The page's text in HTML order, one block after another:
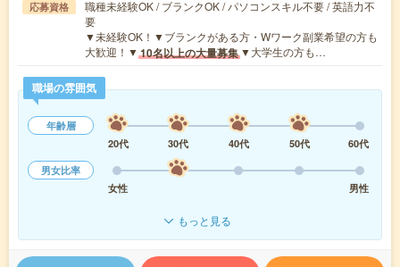
応募資格
職種未経験OK / ブランクOK / パソコンスキル不要 / 英語力不
要
▼未経験OK！▼ブランクがある方・Wワーク副業希望の方も
大歓迎！▼ 10名以上の大量募集 ▼大学生の方も…
職場の雰囲気
年齢層
20代
30代 40代 50代
60代
男女比率
女性
男性
もっと見る